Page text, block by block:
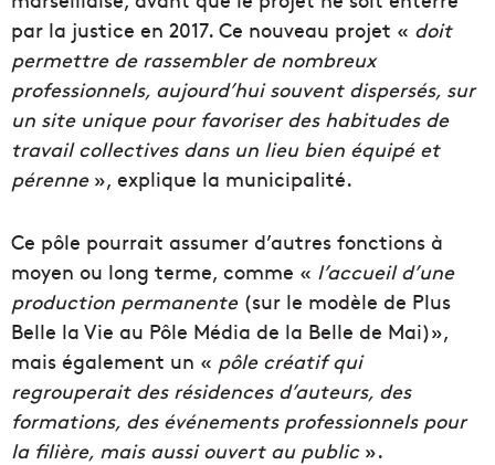
par la justice en 2017. Ce nouveau projet « doit
permettre de rassembler de nombreux
professionnels, aujourd’hui souvent dispersés, sur
un site unique pour favoriser des habitudes de
travail collectives dans un lieu bien équipé et
pérenne», explique la municipalité.
Ce pôle pourrait assumer d’autres fonctions à
moyen ou long terme, comme « l’accueil d’une
production permanente(sur le modèle de Plus
Belle la Vie au Pôle Média de la Belle de Mai)»,
mais également un « pôle créatif qui
regrouperait des résidences d’auteurs, des
formations, des événements professionnels pour
la filière, mais aussi ouvert au public».